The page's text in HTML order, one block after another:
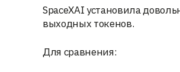
SpaceXAI установила
выходных токенов.
Для сравнения: